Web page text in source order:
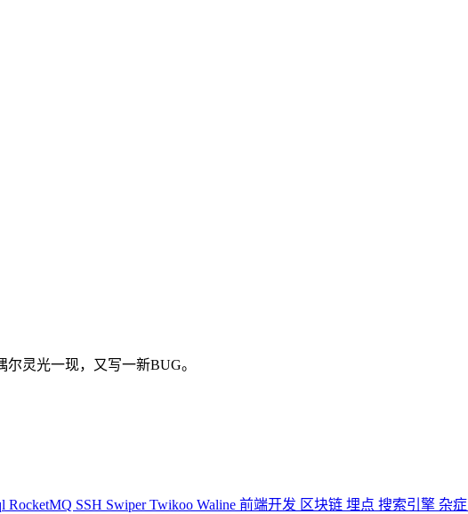
灵光一现，又写一新BUG。
RocketMQ SSH SwiperTwikoo Waline 前端开发 区块链 埋点 搜索引擎 杂症